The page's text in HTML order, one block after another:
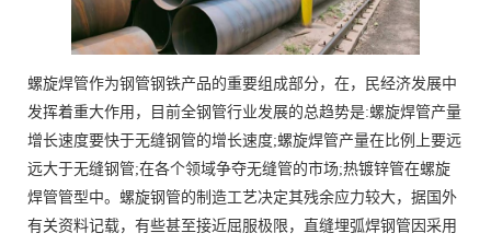
螺旋焊管作为钢管钢铁产品的重要组成部分，在，民经济发展中
发挥着重大作用，目前全钢管行业发展的总趋势是:螺旋焊管产量
增长速度要快于无缝钢管的增长速度;螺旋焊管产量在比例上要远
远大于无缝钢管;在各个领域争夺无缝管的市场;热镀锌管在螺旋
焊管管型中。螺旋钢管的制造工艺决定其残余应力较大，据国外
有关资料记载，有些甚至接近屈服极限，直缝埋弧焊钢管因采用